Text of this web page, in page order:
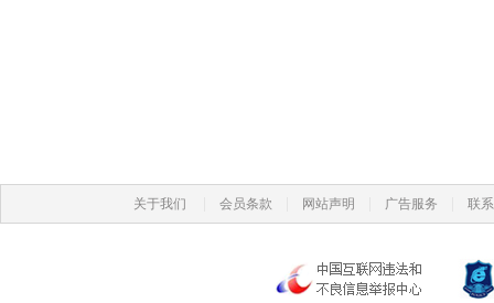
关于我们 会员条款 网站声明 广告服务 联